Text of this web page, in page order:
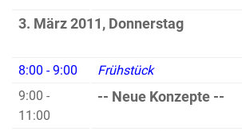
3. März 2011, Donnerstag
8:00 - 9:00
Frühstück
9:00 -
11:00
-- Neue Konzepte --